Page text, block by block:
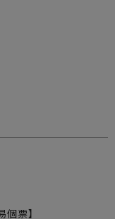
票】